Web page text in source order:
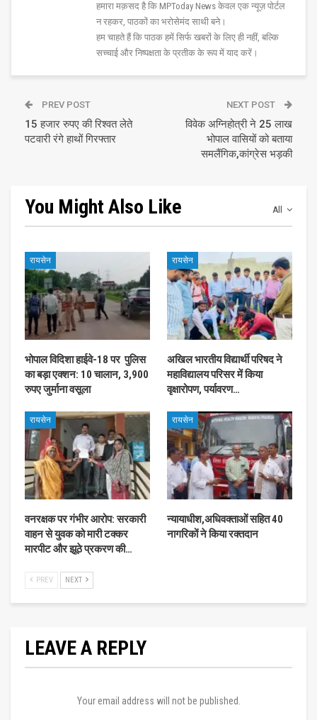
हमारा मक़सद है कि MPToday News केवल एक न्यूज़ पोर्टल
न रहकर, पाठकों का भरोसेमंद साथी बने।
हम चाहते हैं कि पाठक हमें सिर्फ खबरों के लिए ही नहीं, बल्कि
सच्चाई और निष्पक्षता के प्रतीक के रूप में याद करें।
PREV POST
15 हजार रुपए की रिश्वत लेते
पटवारी रंगे हाथों गिरफ्तार
NEXT POST
विवेक अग्निहोत्री ने 25 लाख
भोपाल वासियों को बताया
समलैंगिक,कांग्रेस भड़की
All
You Might Also Like
रायसेन
भोपाल विदिशा हाईवे-18 पर पुलिस
का बड़ा एक्शन: 10 चालान, 3,900
रुपए जुर्माना वसूला
रायसेन
अखिल भारतीय विद्यार्थी परिषद ने
महाविद्यालय परिसर में किया
वृक्षारोपण, पर्यावरण…
रायसेन
वनरक्षक पर गंभीर आरोप: सरकारी
वाहन से युवक को मारी टक्कर
मारपीट और झूठे प्रकरण की…
रायसेन
न्यायाधीश,अधिवक्ताओं सहित 40
नागरिकों ने किया रक्तदान
PREV NEXT
LEAVE A REPLY
Your email address will not be published.